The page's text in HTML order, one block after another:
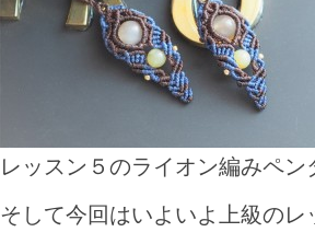
レッスン５のライオン編みペ
そして今回はいよいよ上級の